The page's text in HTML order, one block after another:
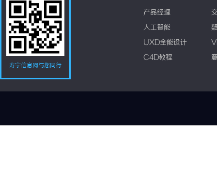
寿宁信息网与您同行
产品经理
人工智能
UXD全能设计
C4D教程